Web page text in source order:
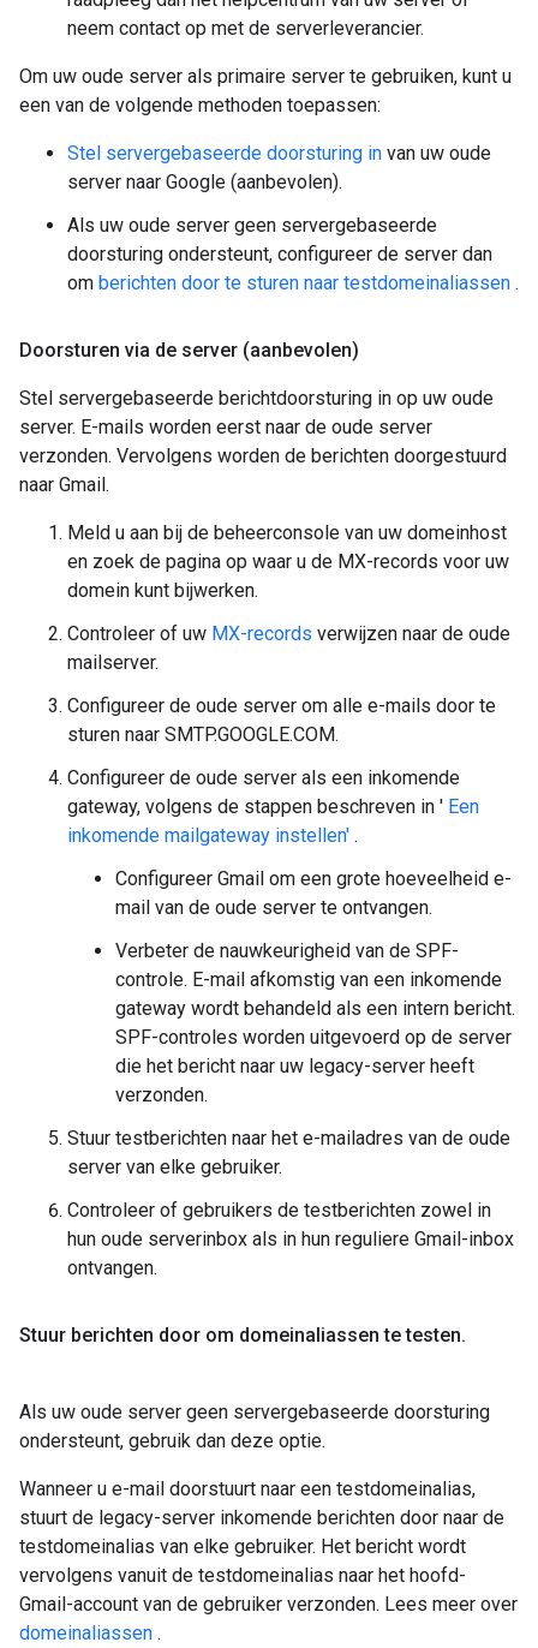
neem contact op met de serverleverancier.
Om uw oude server als primaire server te gebruiken, kunt u
een van de volgende methoden toepassen:
Stel servergebaseerde doorsturing in van uw oude
server naar Google (aanbevolen).
Als uw oude server geen servergebaseerde
doorsturing ondersteunt, configureer de server dan
om berichten door te sturen naar testdomeinaliassen .
Doorsturen via de server (aanbevolen)
Stel servergebaseerde berichtdoorsturing in op uw oude
server. E-mails worden eerst naar de oude server
verzonden. Vervolgens worden de berichten doorgestuurd
naar Gmail.
Meld u aan bij de beheerconsole van uw domeinhost
en zoek de pagina op waar u de MX-records voor uw
domein kunt bijwerken.
Controleer of uw MX-records verwijzen naar de oude
mailserver.
Configureer de oude server om alle e-mails door te
sturen naar SMTP.GOOGLE.COM.
Configureer de oude server als een inkomende
gateway, volgens de stappen beschreven in ' Een
inkomende mailgateway instellen' .
Configureer Gmail om een ​​grote hoeveelheid e-
mail van de oude server te ontvangen.
Verbeter de nauwkeurigheid van de SPF-
controle. E-mail afkomstig van een inkomende
gateway wordt behandeld als een intern bericht.
SPF-controles worden uitgevoerd op de server
die het bericht naar uw legacy-server heeft
verzonden.
Stuur testberichten naar het e-mailadres van de oude
server van elke gebruiker.
Controleer of gebruikers de testberichten zowel in
hun oude serverinbox als in hun reguliere Gmail-inbox
ontvangen.
Stuur berichten door om domeinaliassen te testen.
Als uw oude server geen servergebaseerde doorsturing
ondersteunt, gebruik dan deze optie.
Wanneer u e-mail doorstuurt naar een testdomeinalias,
stuurt de legacy-server inkomende berichten door naar de
testdomeinalias van elke gebruiker. Het bericht wordt
vervolgens vanuit de testdomeinalias naar het hoofd-
Gmail-account van de gebruiker verzonden. Lees meer over
domeinaliassen .